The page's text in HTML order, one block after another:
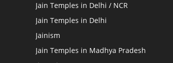
Jain Temples in Delhi / NCR
Jain Temples in Delhi
Jainism
Jain Temples in Madhya Pradesh